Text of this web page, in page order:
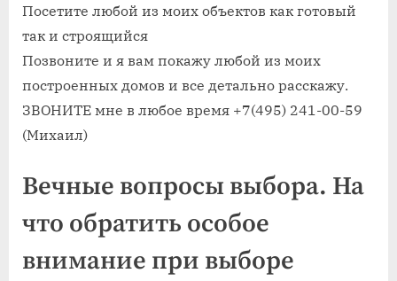
Посетите любой из моих объектов как готовый
так и строящийся
Позвоните и я вам покажу любой из моих
построенных домов и все детально расскажу.
ЗВОНИТЕ мне в любое время +7(495) 241-00-59
(Михаил)
Вечные вопросы выбора. На
что обратить особое
внимание при выборе